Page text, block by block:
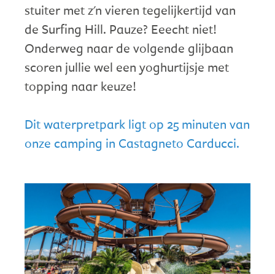
stuiter met z'n vieren tegelijkertijd van
de Surfing Hill. Pauze? Eeecht niet!
Onderweg naar de volgende glijbaan
scoren jullie wel een yoghurtijsje met
topping naar keuze!
Dit waterpretpark ligt op 25 minuten van
onze camping in Castagneto Carducci.